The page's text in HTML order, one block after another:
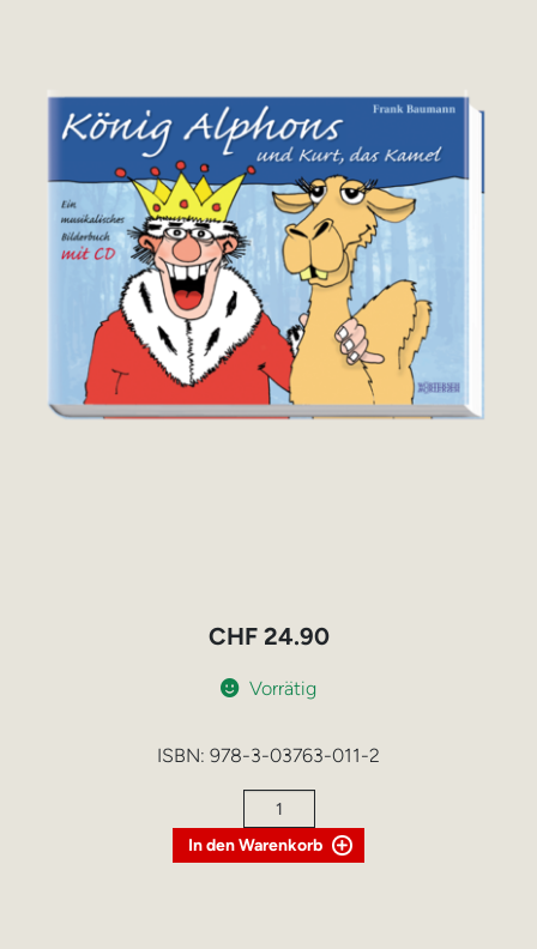
CHF24.90
Vorrätig
ISBN: 978-3-03763-011-2
König
Alphons
und
In den Warenkorb